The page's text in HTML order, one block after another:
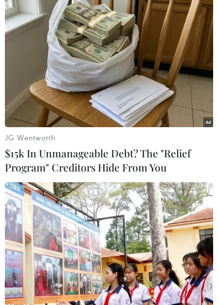
06/06/2026 09:22
Tăng trưởng suy yếu, chi tiêu công gia tăng và tác
động từ khủng hoảng Trung Đông đang đẩy tài
chính công Pháp vào thế khó, với nguy cơ thâm
hụt ngân sách vượt 6% GDP trong năm 2027.
Người tiêu dùng mua sắm tại siêu thị ở Paris, Pháp. (Ảnh:
THX/TTXVN)
Chính phủ Pháp đang đứng trước những thách
thức ngày càng lớn trong việc kiểm soát thâm
hụt ngân sách khi hàng loạt tín hiệu tiêu cực
JG Wentworth
$15k In Unmanageable Debt? The "Relief
Program" Creditors Hide From You